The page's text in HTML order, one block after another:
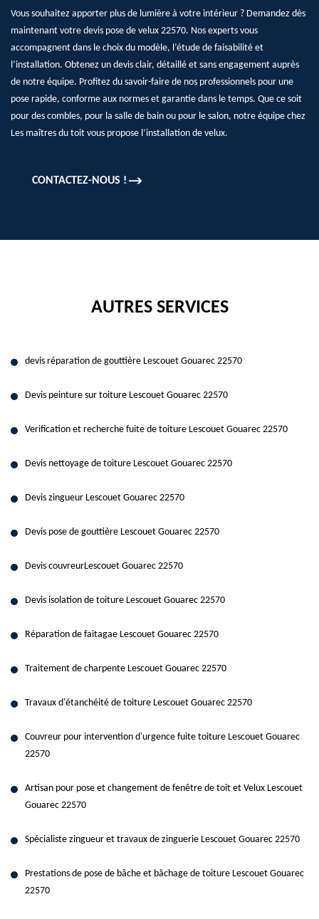
Vous souhaitez apporter plus de lumière à votre intérieur ? Demandez dès
maintenant votre devis pose de velux 22570. Nos experts vous
accompagnent dans le choix du modèle, l’étude de faisabilité et
l’installation. Obtenez un devis clair, détaillé et sans engagement auprès
de notre équipe. Profitez du savoir-faire de nos professionnels pour une
pose rapide, conforme aux normes et garantie dans le temps. Que ce soit
pour des combles, pour la salle de bain ou pour le salon, notre équipe chez
Les maîtres du toit vous propose l’installation de velux.
CONTACTEZ-NOUS !
AUTRES SERVICES
devis réparation de gouttière Lescouet Gouarec 22570
Devis peinture sur toiture Lescouet Gouarec 22570
Verification et recherche fuite de toiture Lescouet Gouarec 22570
Devis nettoyage de toiture Lescouet Gouarec 22570
Devis zingueur Lescouet Gouarec 22570
Devis pose de gouttière Lescouet Gouarec 22570
Devis couvreurLescouet Gouarec 22570
Devis isolation de toiture Lescouet Gouarec 22570
Réparation de faitagae Lescouet Gouarec 22570
Traitement de charpente Lescouet Gouarec 22570
Travaux d'étanchéité de toiture Lescouet Gouarec 22570
Couvreur pour intervention d'urgence fuite toiture Lescouet Gouarec
22570
Artisan pour pose et changement de fenêtre de toit et Velux Lescouet
Gouarec 22570
Spécialiste zingueur et travaux de zinguerie Lescouet Gouarec 22570
Prestations de pose de bâche et bâchage de toiture Lescouet Gouarec
22570